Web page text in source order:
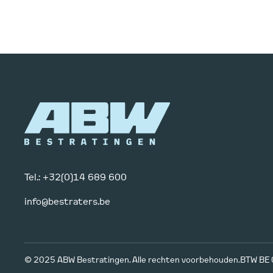
Tel.: +32(0)14 689 600
info@bestraters.be
© 2025 ABW Bestratingen. Alle rechten voorbehouden.BTW